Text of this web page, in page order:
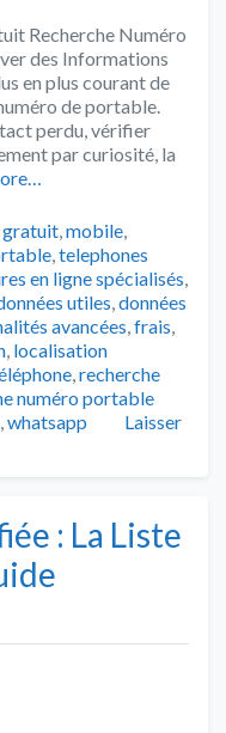
Recherche Numéro
des Informations
en plus courant de
de portable.
perdu, vérifier
par curiosité, la
gratuit,mobile,
,telephones
en ligne spécialisés,
utiles,données
avancées,frais,
, localisation
,recherche
numéro portable
,whatsapp
Laisser
: La Liste